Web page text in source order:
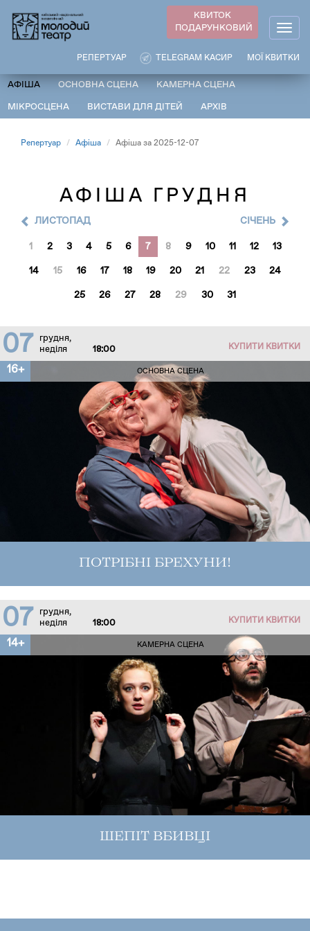
основного
КВИТОК
ПОДАРУНКОВИЙ
МОЇ КВИТКИ
TELEGRAM КАСИР
РЕПЕРТУАР
АФІША ОСНОВНА СЦЕНА КАМЕРНА СЦЕНА
МІКРОСЦЕНА ВИСТАВИ ДЛЯ ДІТЕЙ АРХІВ
Репертуар Афіша Афіша за 2025-12-07
АФІША ГРУДНЯ
ЛИСТОПАД
1 2 3 4 5 6 7 8 9 10 11 12 13
14 15 16 17 18 19 20 21 22 23 24
25 26 27 28 29 30 31
CІЧЕНЬ
07
грудня,
неділя
18:00 КУПИТИ КВИТКИ
16+ ОСНОВНА СЦЕНА
ПОТРІБНІ БРЕХУНИ!
07
грудня,
неділя
18:00 КУПИТИ КВИТКИ
14+ КАМЕРНА СЦЕНА
ШЕПІТ ВБИВЦІ